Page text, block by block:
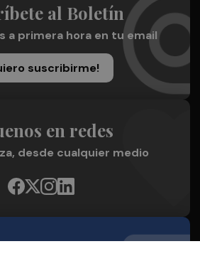
al Boletín
a primera hora en tu email
suscribirme!
en redes
desde cualquier medio
Somos